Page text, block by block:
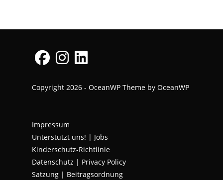
in
tab
in
tab
in
Copyright 2026 - OceanWP Theme by OceanWP
Impressum
Unterstützt uns! | Jobs
Kinderschutz-Richtlinie
Datenschutz | Privacy Policy
Satzung | Beitragsordnung